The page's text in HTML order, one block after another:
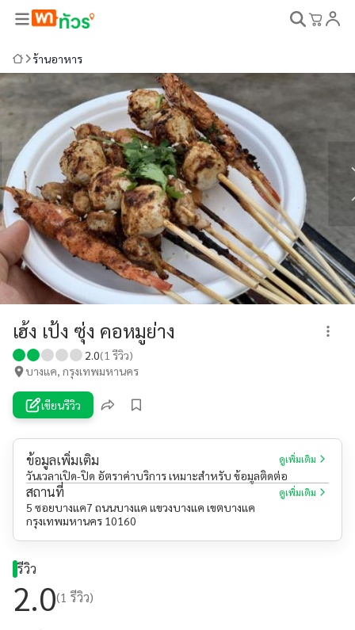
ร้านอาหาร
เฮ้ง เป้ง ซุ่ง คอหมูย่าง
2.0(1 รีวิว)
บางแค, กรุงเทพมหานคร
เขียนรีวิว
ข้อมูลเพิ่มเติม ดูเพิ่มเติม
วันเวลาเปิด-ปิด อัตราค่าบริการ เหมาะสำหรับ ข้อมูลติดต่อ
สถานที่ ดูเพิ่มเติม
5 ซอยบางแค7 ถนนบางแค แขวงบางแค เขตบางแค
กรุงเทพมหานคร 10160
รีวิว
2.0(1 รีวิว)